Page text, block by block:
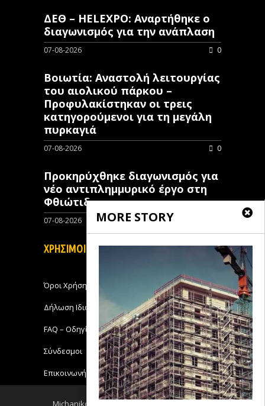
MORE STORY
ΔΕΘ – HELEXPO: Αναρτήθηκε ο
διαγωνισμός για την ανάπλαση
07-08-2026 0
Βοιωτία: Αναστολή λειτουργίας
του αιολικού πάρκου –
Προφυλακίστηκαν οι τρεις
κατηγορούμενοι για τη μεγάλη
πυρκαγιά
07-08-2026 0
Προκηρύχθηκε διαγωνισμός για
νέo αντιπλημμυρικό έργο στη
Φθιώτιδα
07-08-2026
ΧΡΗΣΙΜΟΙ ΣΥΝΔΕΣΜΟΙ
Όροι Χρήσης
Δήλωση Ιδιωτικότητας
FAQ – Οδηγίες Χρήσης
Σύνδεσμοι
Επικοινωνήστε με το Michanikos-Online
Michanikos-Online 2018 - All Rights Reserved